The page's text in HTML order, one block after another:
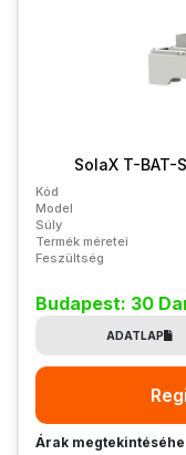
SolaX T-BAT-
Kód
Model
Súly
Termék méretei
Feszültség
Budapest: 30
ADATLAP
Árak